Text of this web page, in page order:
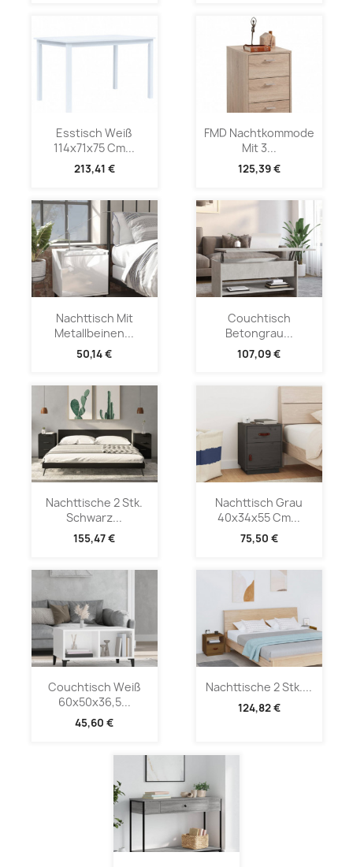
Esstisch Weiß
114x71x75 Cm...
213,41 €
FMD Nachtkommode
Mit 3...
125,39 €
Nachttisch Mit
Metallbeinen...
50,14 €
Couchtisch
Betongrau...
107,09 €
Nachttische 2 Stk.
Schwarz...
155,47 €
Nachttisch Grau
40x34x55 Cm...
75,50 €
Couchtisch Weiß
60x50x36,5...
45,60 €
Nachttische 2 Stk....
124,82 €